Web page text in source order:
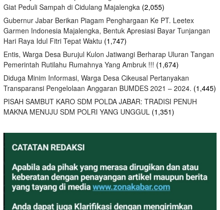
Giat Peduli Sampah di Cidulang Majalengka (2,055)
Gubernur Jabar Berikan Piagam Penghargaan Ke PT. Leetex
Garmen Indonesia Majalengka, Bentuk Apresiasi Bayar Tunjangan
Hari Raya Idul Fitri Tepat Waktu (1,747)
Entis, Warga Desa Burujul Kulon Jatiwangi Berharap Uluran Tangan
Pemerintah Rutilahu Rumahnya Yang Ambruk !!! (1,674)
Diduga Minim Informasi, Warga Desa Cikeusal Pertanyakan
Transparansi Pengelolaan Anggaran BUMDES 2021 – 2024. (1,445)
PISAH SAMBUT KARO SDM POLDA JABAR: TRADISI PENUH
MAKNA MENUJU SDM POLRI YANG UNGGUL (1,351)